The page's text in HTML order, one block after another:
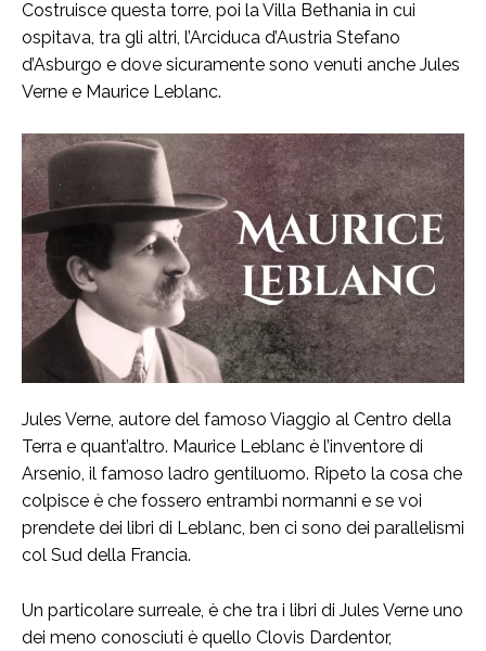
Costruisce questa torre, poi la Villa Bethania in cui
ospitava, tra gli altri, l’Arciduca d’Austria Stefano
d’Asburgo e dove sicuramente sono venuti anche Jules
Verne e Maurice Leblanc.
Jules Verne, autore del famoso Viaggio al Centro della
Terra e quant’altro. Maurice Leblanc è l’inventore di
Arsenio, il famoso ladro gentiluomo. Ripeto la cosa che
colpisce è che fossero entrambi normanni e se voi
prendete dei libri di Leblanc, ben ci sono dei parallelismi
col Sud della Francia.
Un particolare surreale, è che tra i libri di Jules Verne uno
dei meno conosciuti è quello Clovis Dardentor,